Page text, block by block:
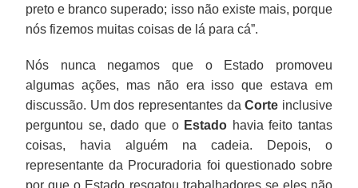
preto e branco superado; isso não existe mais, porque
nós fizemos muitas coisas de lá para cá”.
Nós nunca negamos que o Estado promoveu
algumas ações, mas não era isso que estava em
discussão. Um dos representantes daCorte inclusive
perguntou se, dado que o Estado havia feito tantas
coisas, havia alguém na cadeia. Depois, o
representante da Procuradoria foi questionado sobre
por que o Estado resgatou trabalhadores se eles não